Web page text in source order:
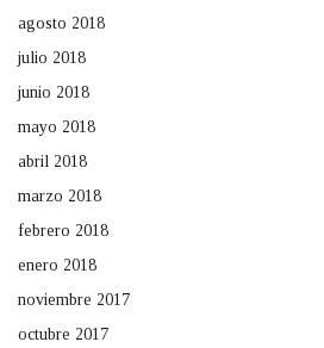
agosto 2018
julio 2018
junio 2018
mayo 2018
abril 2018
marzo 2018
febrero 2018
enero 2018
noviembre 2017
octubre 2017